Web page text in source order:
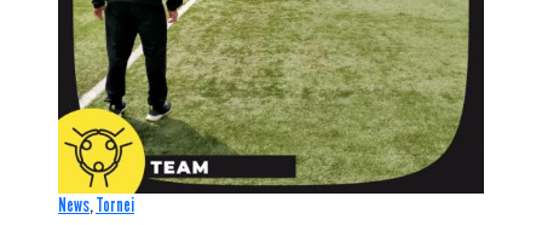
News,Tornei